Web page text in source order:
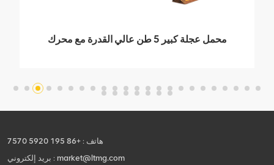
محمل عجلة كبير 5 طن عالي القدرة مع محرك
هاتف : +86 195 5920 7570
بريد إلكتروني : market@ltmg.com